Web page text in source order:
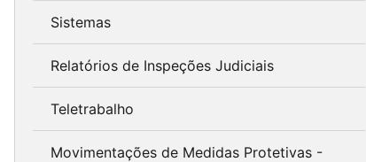
Sistemas
Relatórios de Inspeções Judiciais
Teletrabalho
Movimentações de Medidas Protetivas -